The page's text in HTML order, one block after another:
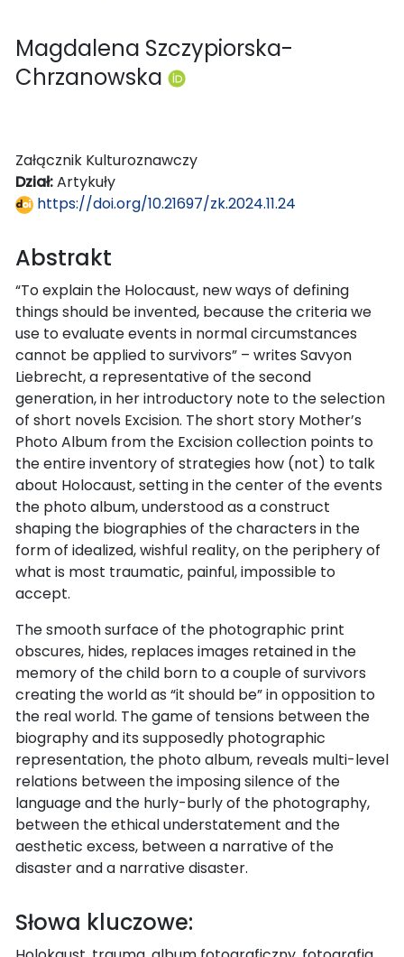
Magdalena Szczypiorska-
Chrzanowska
Załącznik Kulturoznawczy
Dział:Artykuły
https://doi.org/10.21697/zk.2024.11.24
Abstrakt
“To explain the Holocaust, new ways of defining
things should be invented, because the criteria we
use to evaluate events in normal circumstances
cannot be applied to survivors” – writes Savyon
Liebrecht, a representative of the second
generation, in her introductory note to the selection
of short novels Excision. The short story Mother’s
Photo Album from the Excision collection points to
the entire inventory of strategies how (not) to talk
about Holocaust, setting in the center of the events
the photo album, understood as a construct
shaping the biographies of the characters in the
form of idealized, wishful reality, on the periphery of
what is most traumatic, painful, impossible to
accept.
The smooth surface of the photographic print
obscures, hides, replaces images retained in the
memory of the child born to a couple of survivors
creating the world as “it should be” in opposition to
the real world. The game of tensions between the
biography and its supposedly photographic
representation, the photo album, reveals multi-level
relations between the imposing silence of the
language and the hurly-burly of the photography,
between the ethical understatement and the
aesthetic excess, between a narrative of the
disaster and a narrative disaster.
Słowa kluczowe: